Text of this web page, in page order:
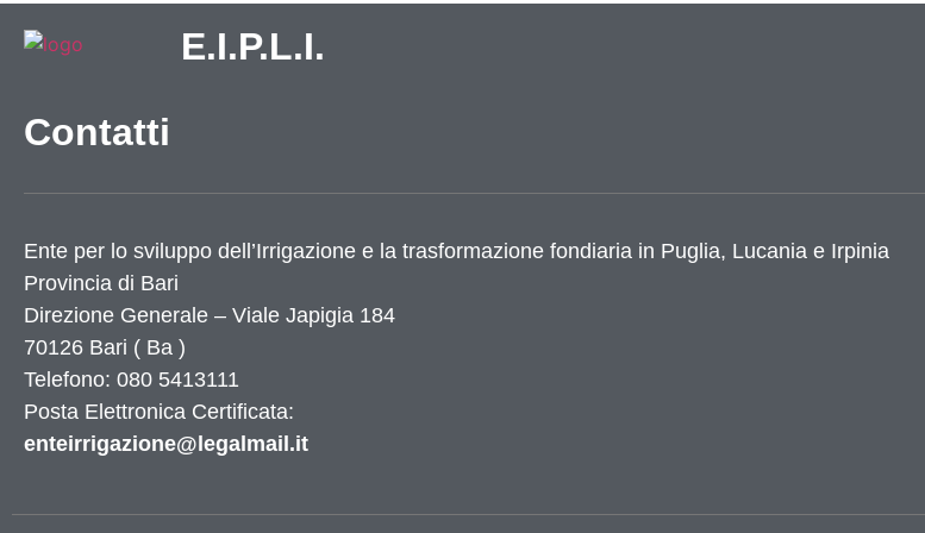
E.I.P.L.I.
Contatti
Ente per lo sviluppo dell’Irrigazione e la trasformazione fondiaria in Puglia, Lucania e Irpinia
Provincia di Bari
Direzione Generale – Viale Japigia 184
70126 Bari ( Ba )
Telefono: 080 5413111
Posta Elettronica Certificata:
enteirrigazione@legalmail.it